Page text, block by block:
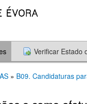
Verificar Estado
» B09. Candidaturas